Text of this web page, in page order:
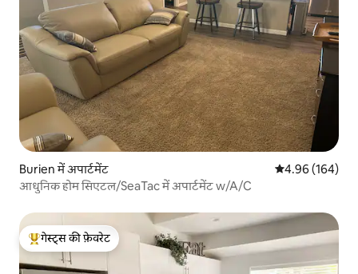
Burien में अपार्टमेंट औसत रेटिंग 5 में से
4.96 (164)
आधुनिक होम सिएटल/SeaTac में अपार्टमेंट w/A/C
गेस्ट्स का टॉप फ़ेवरेट
गेस्ट्स की फ़ेवरेट